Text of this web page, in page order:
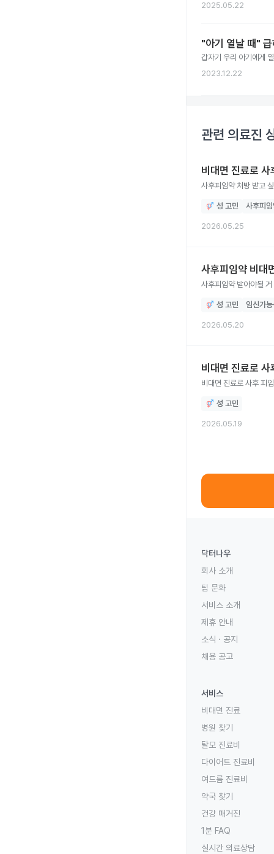
2025.05.22
"아기 열날 때"
갑자기 우리 아기에게
2023.12.22
관련 의료진
비대면 진료로
사후피임약 처방 받고
성 고민 사후피
2026.05.25
사후피임약 비대
사후피임약 받아야될
성 고민 임신가
2026.05.20
비대면 진료로
비대면 진료로 사후 피
성 고민
2026.05.19
닥터나우
회사 소개
팀 문화
서비스 소개
제휴 안내
소식 · 공지
채용 공고
서비스
비대면 진료
병원 찾기
탈모 진료비
다이어트 진료비
여드름 진료비
약국 찾기
건강 매거진
1분 FAQ
실시간 의료상담